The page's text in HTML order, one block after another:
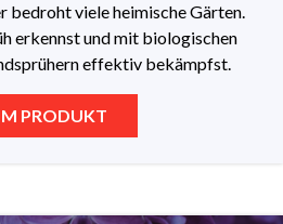
bedroht viele heimische Gärten.
erkennst und mit biologischen
effektiv bekämpfst.
PRODUKT